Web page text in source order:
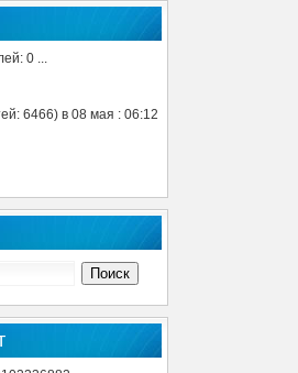
0 ...
6466) в 08 мая : 06:12